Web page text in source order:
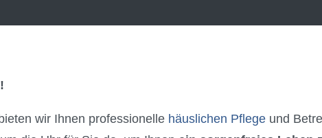
wir Ihnen professionelle häuslichen Pflege und